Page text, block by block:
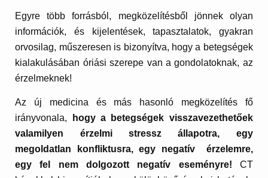
Egyre több forrásból, megközelítésből jönnek olyan
információk, és kijelentések, tapasztalatok, gyakran
orvosilag, műszeresen is bizonyítva, hogy a betegségek
kialakulásában óriási szerepe van a gondolatoknak, az
érzelmeknek!
Az új medicina és más hasonló megközelítés fő
irányvonala,
hogy a betegségek visszavezethetőek
valamilyen érzelmi stressz állapotra, egy
megoldatlan konfliktusra, egy negatív érzelemre,
egy fel nem dolgozott negatív eseményre! CT